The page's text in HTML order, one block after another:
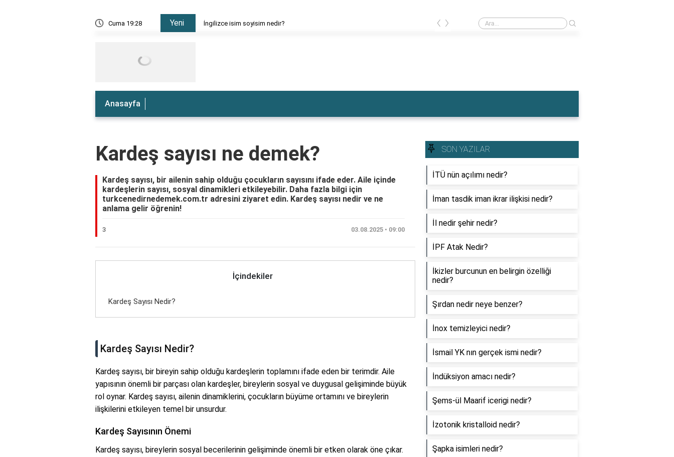
Cuma 19:28 Yeni İngilizce isim soyisim nedir? İngiltere'nin en meşhur yemeği nedir?
‹ ›
Anasayfa
Kardeş sayısı ne demek?
Kardeş sayısı, bir ailenin sahip olduğu çocukların sayısını ifade eder. Aile içinde
kardeşlerin sayısı, sosyal dinamikleri etkileyebilir. Daha fazla bilgi için
turkcenedirnedemek.com.tr adresini ziyaret edin. Kardeş sayısı nedir ve ne
anlama gelir öğrenin!
3 03.08.2025 • 09:00
İçindekiler
Kardeş Sayısı Nedir?
Kardeş Sayısı Nedir?
Kardeş sayısı, bir bireyin sahip olduğu kardeşlerin toplamını ifade eden bir terimdir. Aile
yapısının önemli bir parçası olan kardeşler, bireylerin sosyal ve duygusal gelişiminde büyük
rol oynar. Kardeş sayısı, ailenin dinamiklerini, çocukların büyüme ortamını ve bireylerin
ilişkilerini etkileyen temel bir unsurdur.
Kardeş Sayısının Önemi
Kardeş sayısı, bireylerin sosyal becerilerinin gelişiminde önemli bir etken olarak öne çıkar.
SON YAZILAR
İTÜ nün açılımı nedir?
İman tasdik iman ikrar ilişkisi nedir?
İl nedir şehir nedir?
İPF Atak Nedir?
İkizler burcunun en belirgin özelliği
nedir?
Şırdan nedir neye benzer?
İnox temizleyici nedir?
İsmail YK nın gerçek ismi nedir?
İndüksiyon amacı nedir?
Şems-ül Maarif icerigi nedir?
İzotonik kristalloid nedir?
Şapka isimleri nedir?